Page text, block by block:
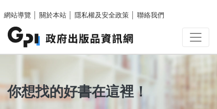
網站導覽
關於本站 隱私權及安全政策 聯絡我們
你想找的好書在這裡！